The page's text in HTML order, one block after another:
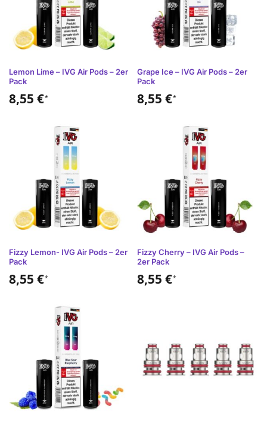
Lemon Lime – IVG Air Pods – 2er
Pack
8,55 €*
Grape Ice – IVG Air Pods – 2er
Pack
8,55 €*
Fizzy Lemon- IVG Air Pods – 2er
Pack
8,55 €*
Fizzy Cherry – IVG Air Pods –
2er Pack
8,55 €*